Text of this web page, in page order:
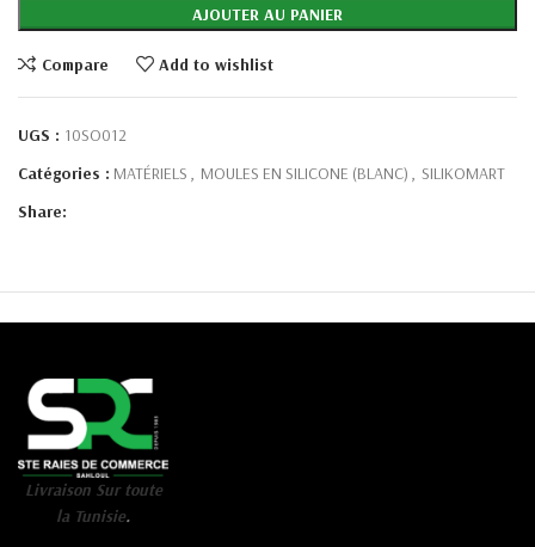
AJOUTER AU PANIER
Compare Add to wishlist
UGS : 10SO012
Catégories : MATÉRIELS , MOULES EN SILICONE (BLANC) , SILIKOMART
Share:
Livraison Sur toute
la Tunisie.